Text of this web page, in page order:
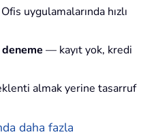
uygulamalarında hızlı
— kayıt yok, kredi
almak yerine tasarruf
daha fazla